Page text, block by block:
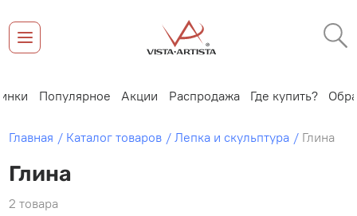
Популярное Акции Распродажа Где купить?
Главная Каталог товаров Лепка и скульптура Глина
Глина
2 товара